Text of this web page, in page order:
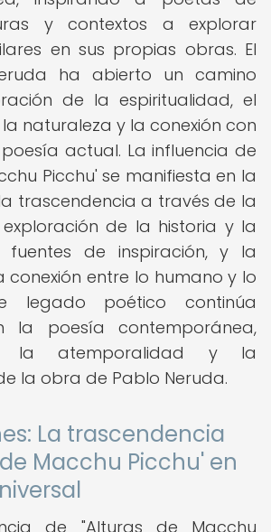
y contextos a explorar
en sus propias obras. El
ha abierto un camino
de la espiritualidad, el
naturaleza y la conexión con
actual. La influencia de
Picchu' se manifiesta en la
trascendencia a través de la
de la historia y la
de inspiración, y la
conexión entre lo humano y lo
legado poético continúa
la poesía contemporánea,
la atemporalidad y la
la obra de Pablo Neruda.
La trascendencia
Macchu Picchu' en
de "Alturas de Macchu